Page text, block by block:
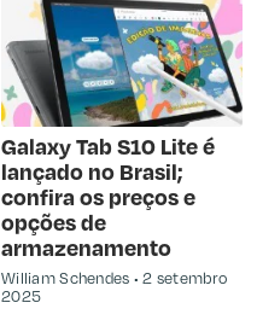
Galaxy Tab S10 Lite é
lançado no Brasil;
confira os preços e
opções de
armazenamento
William Schendes
2 setembro
2025